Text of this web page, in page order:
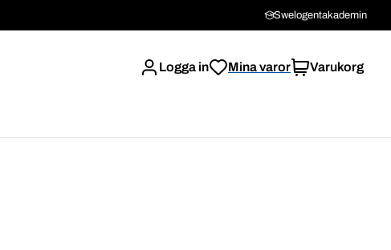
Swelogentakademin
Logga in Mina varor Varukorg